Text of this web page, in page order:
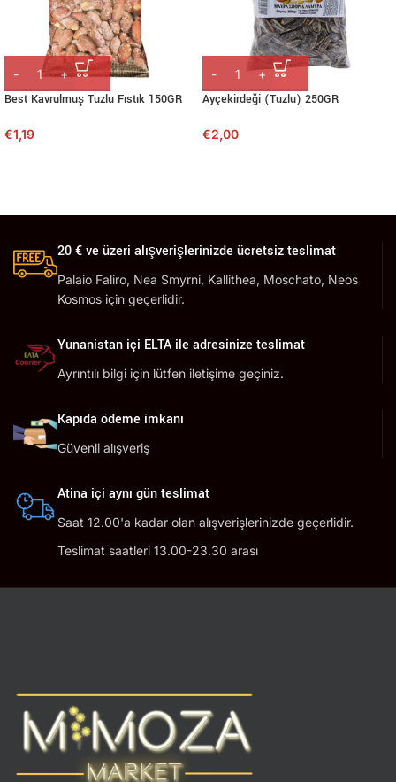
Best Kavrulmuş Tuzlu Fıstık 150GR
€1,19
Ayçekirdeği (Tuzlu) 250GR
€2,00
20 € ve üzeri alışverişlerinizde ücretsiz teslimat
Palaio Faliro, Nea Smyrni, Kallithea, Moschato, Neos
Kosmos için geçerlidir.
Yunanistan içi ELTA ile adresinize teslimat
Ayrıntılı bilgi için lütfen iletişime geçiniz.
Kapıda ödeme imkanı
Güvenli alışveriş
Atina içi aynı gün teslimat
Saat 12.00'a kadar olan alışverişlerinizde geçerlidir.
Teslimat saatleri 13.00-23.30 arası